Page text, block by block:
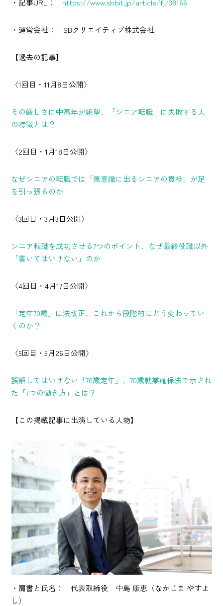
・記事URL： https://www.sbbit.jp/article/fj/38166
・運営会社： SBクリエイティブ株式会社
【過去の記事】
〈1回目・11月8日公開〉
その厳しさに中高年が絶望、「シニア転職」に失敗する人
の特徴とは？
〈2回目・1月18日公開〉
なぜシニアの転職では「無意識に出るシニアの貫禄」が足
を引っ張るのか
〈3回目・3月3日公開〉
シニア転職を成功させる7つのポイント、なぜ最終役職以外
「書いてはいけない」のか
〈4回目・4月17日公開〉
「定年70歳」に法改正、これから段階的にどう変わってい
くのか？
〈5回目・5月26日公開〉
誤解してはいけない「70歳定年」、70歳就業確保法で示され
た「7つの働き方」とは？
【この掲載記事に出演している人物】
・肩書と氏名： 代表取締役 中島 康恵（なかじま やすよ
し）